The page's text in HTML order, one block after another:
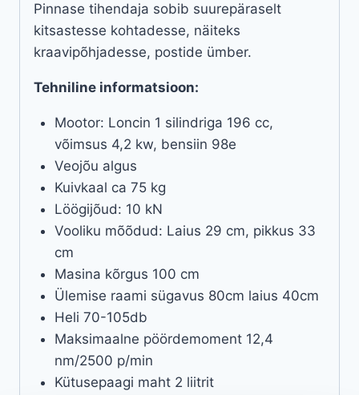
Pinnase tihendaja sobib suurepäraselt
kitsastesse kohtadesse, näiteks
kraavipõhjadesse, postide ümber.
Tehniline informatsioon:
Mootor: Loncin 1 silindriga 196 cc,
võimsus 4,2 kw, bensiin 98e
Veojõu algus
Kuivkaal ca 75 kg
Löögijõud: 10 kN
Vooliku mõõdud: Laius 29 cm, pikkus 33
cm
Masina kõrgus 100 cm
Ülemise raami sügavus 80cm laius 40cm
Heli 70-105db
Maksimaalne pöördemoment 12,4
nm/2500 p/min
Kütusepaagi maht 2 liitrit